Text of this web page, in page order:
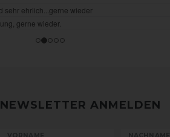
NEWSLETTER ANMELDEN
VORNAME NACHNAME